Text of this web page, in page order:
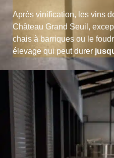
Après vinification, les vins
Château Grand Seuil,
chais à barriques ou le
élevage qui peut durer